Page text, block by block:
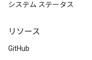
システム ステータス
リソース
GitHub